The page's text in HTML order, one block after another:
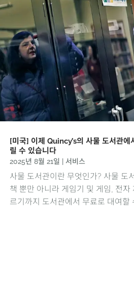
[미국] 이제 Quincy’s의 사물 도서관에
릴 수 있습니다
2025년 8월 21일 | 서비스
사물 도서관이란 무엇인가? 사물
책 뿐만 아니라 게임기 및 게임, 전자
르기까지 도서관에서 무료로 대여할